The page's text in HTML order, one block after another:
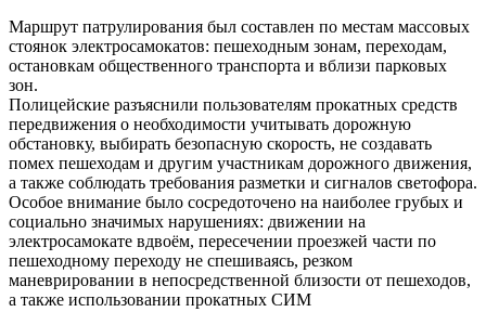
Маршрут патрулирования был составлен по местам массовых
стоянок электросамокатов: пешеходным зонам, переходам,
остановкам общественного транспорта и вблизи парковых
зон.
Полицейские разъяснили пользователям прокатных средств
передвижения о необходимости учитывать дорожную
обстановку, выбирать безопасную скорость, не создавать
помех пешеходам и другим участникам дорожного движения,
а также соблюдать требования разметки и сигналов светофора.
Особое внимание было сосредоточено на наиболее грубых и
социально значимых нарушениях: движении на
электросамокате вдвоём, пересечении проезжей части по
пешеходному переходу не спешиваясь, резком
маневрировании в непосредственной близости от пешеходов,
а также использовании прокатных СИМ